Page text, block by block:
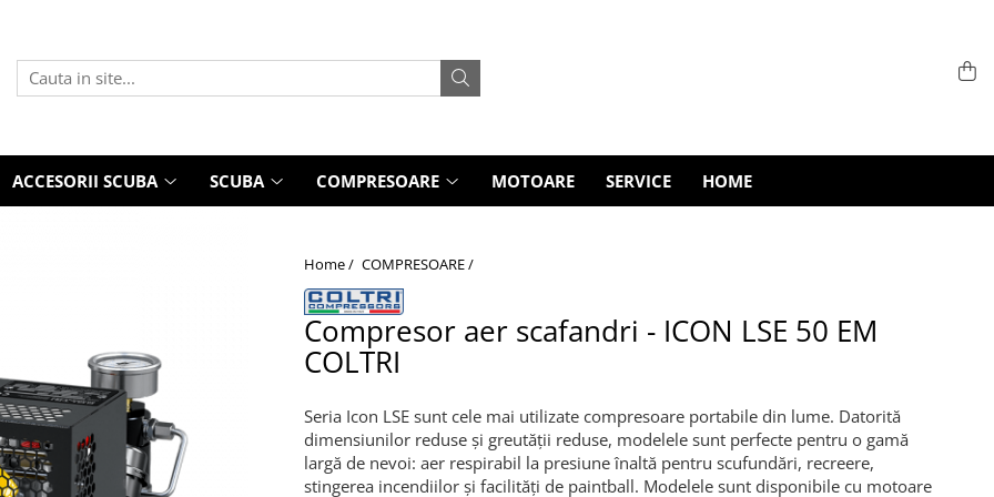
ACCESORII SCUBA SCUBA COMPRESOARE MOTOARE SERVICE HOME
Home / COMPRESOARE /
Compresor aer scafandri - ICON LSE 50 EM
COLTRI
Seria Icon LSE sunt cele mai utilizate compresoare portabile din lume. Datorită
dimensiunilor reduse și greutății reduse, modelele sunt perfecte pentru o gamă
largă de nevoi: aer respirabil la presiune înaltă pentru scufundări, recreere,
stingerea incendiilor și facilităţi de paintball. Modelele sunt disponibile cu motoare